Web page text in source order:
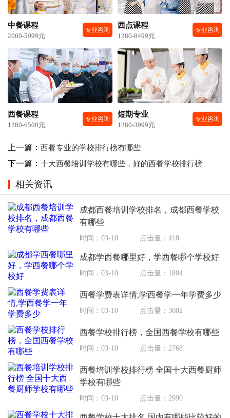
中餐课程
2000-5999元
专业咨询
西点课程
1280-8499元
专业咨询
西餐课程
1280-6500元
专业咨询
短期专业
1280-3999元
专业咨询
上一篇： 西餐专业的学校排行榜有哪些
下一篇： 十大西餐培训学校有哪些，好的西餐学校排行榜
相关资讯
成都西餐培训学校排名，成都西餐学校
有哪些
时间：03-10 点击量：418
成都学西餐哪里好，学西餐哪个学校好
时间：03-10 点击量：1804
西餐学费表详情,学西餐学一年学费多少
时间：03-10 点击量：3002
西餐学校排行榜，全国西餐学校有哪些
时间：03-10 点击量：2768
西餐培训学校排行榜 全国十大西餐厨师
学校有哪些
时间：03-10 点击量：2990